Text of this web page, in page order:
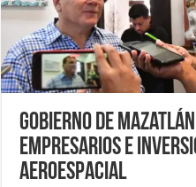
Gobierno de
empresarios e
Aeroespacial